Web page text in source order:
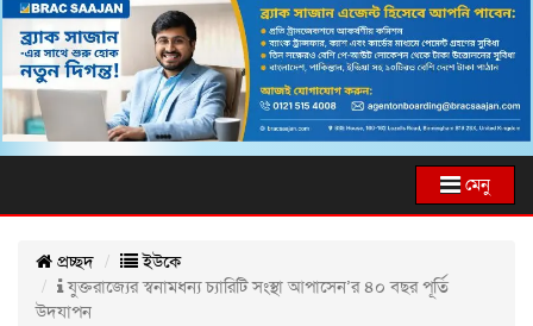
মেনু
প্রচ্ছদ
ইউকে
যুক্তরাজ্যের স্বনামধন্য চ্যারিটি সংস্থা আপাসেন’র ৪০ বছর পূর্তি
উদযাপন